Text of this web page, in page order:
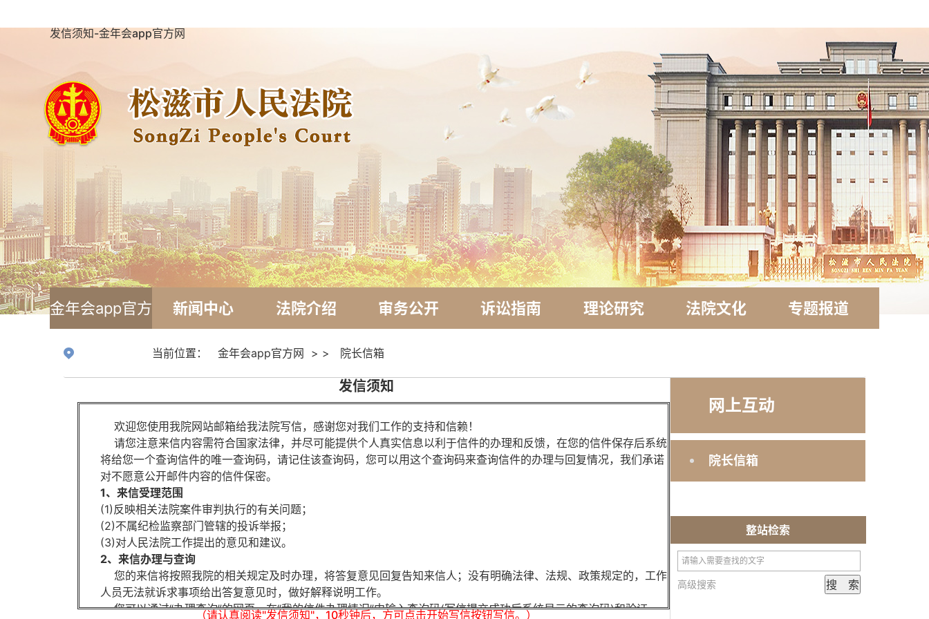
发信须知-金年会app官方网
金年会app官方 新闻中心 法院介绍 审务公开 诉讼指南 理论研究 法院文化 专题报道
当前位置： 金年会app官方网 > > 院长信箱
网上互动
院长信箱
整站检索
高级搜索
发信须知
欢迎您使用我院网站邮箱给我法院写信，感谢您对我们工作的支持和信赖！
请您注意来信内容需符合国家法律，并尽可能提供个人真实信息以利于信件的办理和反馈，在您的信件保存后系统
将给您一个查询信件的唯一查询码，请记住该查询码，您可以用这个查询码来查询信件的办理与回复情况，我们承诺
对不愿意公开邮件内容的信件保密。
1、来信受理范围
(1)反映相关法院案件审判执行的有关问题；
(2)不属纪检监察部门管辖的投诉举报；
(3)对人民法院工作提出的意见和建议。
2、来信办理与查询
您的来信将按照我院的相关规定及时办理，将答复意见回复告知来信人；没有明确法律、法规、政策规定的，工作
人员无法就诉求事项给出答复意见时，做好解释说明工作。
您可以通过“办理查询”的网页，在“我的信件办理情况”中输入查询码(写信提交成功后系统显示的查询码)和验证
（请认真阅读"发信须知"，10秒钟后，方可点击开始写信按钮写信。）